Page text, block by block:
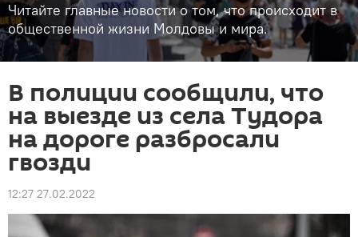
Читайте главные новости о том, что происходит в
общественной жизни Молдовы и мира.
В полиции сообщили, что
на выезде из села Тудора
на дороге разбросали
гвозди
12:27 27.02.2022